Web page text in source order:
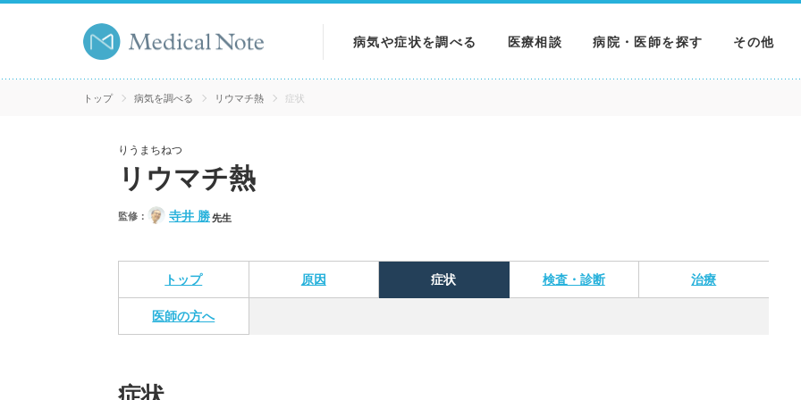
病気や症状を調べる
病気を調べる
医療相談 病院・医師を探す
病院を探す
その他
MNニュー
トップ 病気を調べる リウマチ熱 症状
りうまちねつ
リウマチ熱
監修： 寺井 勝先生
トップ 原因 症状 検査・診断 治療
医師の方へ